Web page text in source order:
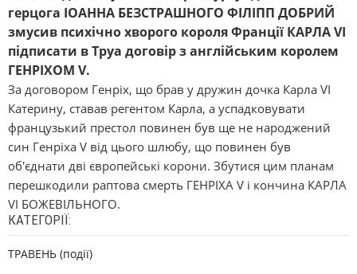
герцога ІОАННА БЕЗСТРАШНОГО ФІЛІПП ДОБРИЙ
змусив психічно хворого короля Франції КАРЛА VI
підписати в Труа договір з англійським королем
ГЕНРІХОМ V.
За договором Генріх, що брав у дружин дочка Карла VI
Катерину, ставав регентом Карла, а успадковувати
французький престол повинен був ще не народжений
син Генріха V від цього шлюбу, що повинен був
об'єднати дві європейські корони. Збутися цим планам
перешкодили раптова смерть ГЕНРІХА V і кончина КАРЛА
VI БОЖЕВІЛЬНОГО.
КАТЕГОРІЇ:
ТРАВЕНЬ (події)